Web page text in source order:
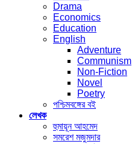
Drama
Economics
Education
English
Adventure
Communism
Non-Fiction
Novel
Poetry
পশ্চিমবঙ্গের বই
লেখক
হুমায়ূন আহমেদ
সমরেশ মজুমদার